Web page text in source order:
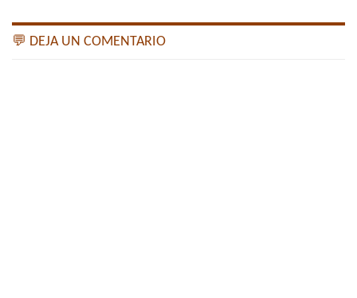
💬 DEJA UN COMENTARIO